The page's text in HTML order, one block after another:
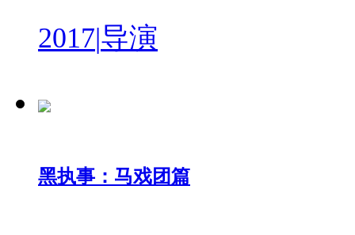
2017|导演
黑执事：马戏团篇